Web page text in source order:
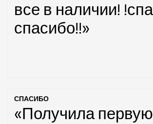
все в наличии!
спасибо!!»
СПАСИБО
«Получила